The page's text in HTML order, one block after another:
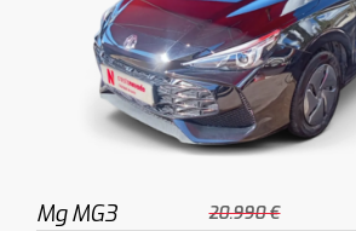
Mg MG3 20.990 €